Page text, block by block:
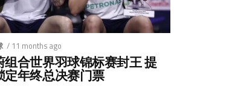
/ 11 months ago
组合世界羽球锦标赛封王 提
定年终总决赛门票